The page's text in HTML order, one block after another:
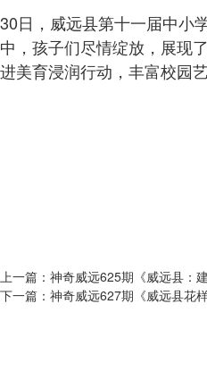
30日，威远县第十一届中小
中，孩子们尽情绽放，展现
进美育浸润行动，丰富校园
上一篇： 神奇威远625期《威远县：
下一篇： 神奇威远627期《威远县花样